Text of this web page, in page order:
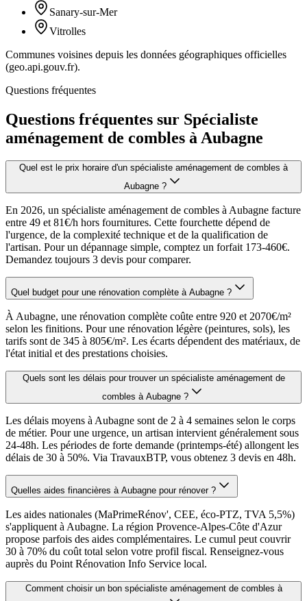
Sanary-sur-Mer
Vitrolles
Communes voisines depuis les données géographiques officielles
(geo.api.gouv.fr).
Questions fréquentes
Questions fréquentes sur Spécialiste
aménagement de combles à Aubagne
Quel est le prix horaire d'un spécialiste aménagement de combles à
Aubagne ?
En 2026, un spécialiste aménagement de combles à Aubagne facture
entre 49 et 81€/h hors fournitures. Cette fourchette dépend de
l'urgence, de la complexité technique et de la qualification de
l'artisan. Pour un dépannage simple, comptez un forfait 173-460€.
Demandez toujours 3 devis pour comparer.
Quel budget pour une rénovation complète à Aubagne ?
À Aubagne, une rénovation complète coûte entre 920 et 2070€/m²
selon les finitions. Pour une rénovation légère (peintures, sols), les
tarifs sont de 345 à 805€/m². Les écarts dépendent des matériaux, de
l'état initial et des prestations choisies.
Quels sont les délais pour trouver un spécialiste aménagement de
combles à Aubagne ?
Les délais moyens à Aubagne sont de 2 à 4 semaines selon le corps
de métier. Pour une urgence, un artisan intervient généralement sous
24-48h. Les périodes de forte demande (printemps-été) allongent les
délais de 30 à 50%. Via TravauxBTP, vous obtenez 3 devis en 48h.
Quelles aides financières à Aubagne pour rénover ?
Les aides nationales (MaPrimeRénov', CEE, éco-PTZ, TVA 5,5%)
s'appliquent à Aubagne. La région Provence-Alpes-Côte d'Azur
propose parfois des aides complémentaires. Le cumul peut couvrir
30 à 70% du coût total selon votre profil fiscal. Renseignez-vous
auprès du Point Rénovation Info Service local.
Comment choisir un bon spécialiste aménagement de combles à